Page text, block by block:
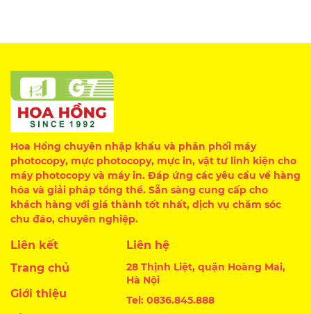
Hoa Hồng chuyên nhập khẩu và phân phối máy
photocopy, mực photocopy, mực in, vật tư linh kiện cho
máy photocopy và máy in. Đáp ứng các yêu cầu về hàng
hóa và giải pháp tổng thể. Sẵn sàng cung cấp cho
khách hàng với giá thành tốt nhất, dịch vụ chăm sóc
chu đáo, chuyên nghiệp.
Liên kết
Trang chủ
Giới thiệu
Liên hệ
28 Thịnh Liệt, quận Hoàng Mai,
Hà Nội
Tel: 0836.845.888